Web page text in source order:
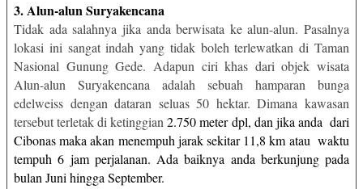
3. Alun-alun Suryakencana
Tidak ada salahnya jika anda berwisata ke alun-alun. Pasalnya
lokasi ini sangat indah yang tidak boleh terlewatkan di Taman
Nasional Gunung Gede. Adapun ciri khas dari objek wisata
Alun-alun Suryakencana adalah sebuah hamparan bunga
edelweiss dengan dataran seluas 50 hektar. Dimana kawasan
tersebut terletak di ketinggian2.750 meter dpl, dan jika anda dari
Cibonas maka akan menempuh jarak sekitar 11,8 km atau waktu
tempuh 6 jam perjalanan. Ada baiknya anda berkunjung pada
bulan Juni hingga September.